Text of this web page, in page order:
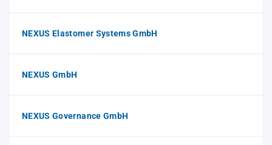
NEXUS Elastomer Systems GmbH
NEXUS GmbH
NEXUS Governance GmbH